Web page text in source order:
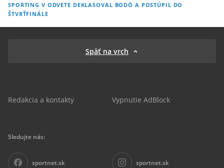
SPORTING V ODVETE DEKLASOVAL BODÖ A POSTÚPIL DO
ŠTVRŤFINÁLE
Späť na vrch
Redakcia a kontakty Vypnutie AdBlock
Sledujte nás:
sportnet.sk sportnet.sk